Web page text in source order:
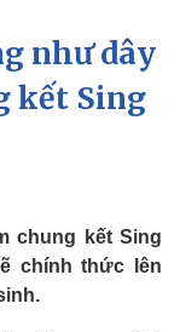
tiết
như dây
kết Sing
chung kết Sing
chính thức lên